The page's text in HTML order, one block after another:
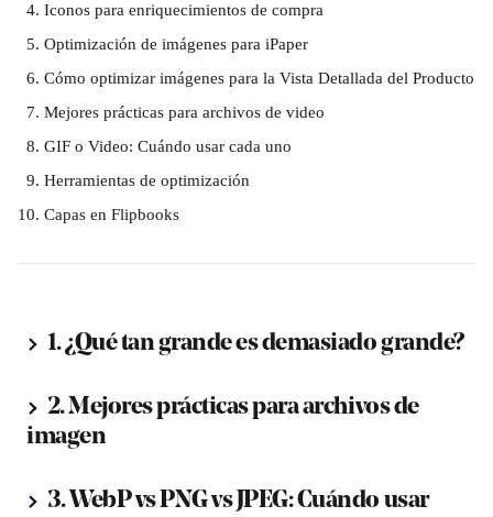
Iconos para enriquecimientos de compra
Optimización de imágenes para iPaper
Cómo optimizar imágenes para la Vista Detallada del Producto
Mejores prácticas para archivos de video
GIF o Video: Cuándo usar cada uno
Herramientas de optimización
Capas en Flipbooks
1. ¿Qué tan grande es demasiado grande?
2. Mejores prácticas para archivos de
imagen
3. WebP vs PNG vs JPEG: Cuándo usar